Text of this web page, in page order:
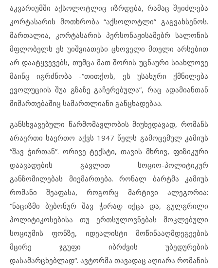
აკვარიუმში აქსოლოტლიც იზრდება, რამაც შეიძლება
კორტასარის მოთხრობა “აქსოლოტლი” გაგვახსენოს.
მართალია, კორტასარის პერსონაჟისამებრ სალონის
მფლობელს ეს უიშვიათესი ცხოველი მთელი არსებით
არ დაატყვევებს, თუმცა მათ შორის უცნაური სიახლოვე
მაინც იგრძნობა -“თითქოს, ეს უსახური ქმნილება
ევოლუციის შუა გზაზე გაჩერებულა”, რაც ადამიანთან
მიმართებაშიც სამართლიანი განცხადებაა.
განსხვავებული წარმომავლობის მიუხედავად, რომანს
არაერთი საერთო აქვს 1947 წელს გამოცემულ კამიუს
“შავ ჭირთან”. ორივე ტექსტი, თავის მხრივ, ფიზიკური
დაავადების გავლით სოციო-პოლიტიკურ
განზომილებას მიემართება. რონალ ბარტმა კამიუს
რომანი შეაფასა, როგორც მარტივი ალეგორია:
“ნაციზმი ბუბონურ შავ ჭირად იქცა და, გულგრილი
პოლიტიკოსებისა თუ ერთსულოვნებას მოკლებული
სოციუმის ფონზე, იდეალისტი მოწინააღმდეგეების
მცირე ჯგუფი იბრძვის უბედურების
დასამარცხებლად“. ავტორმა თავადაც აღიარა რომანის